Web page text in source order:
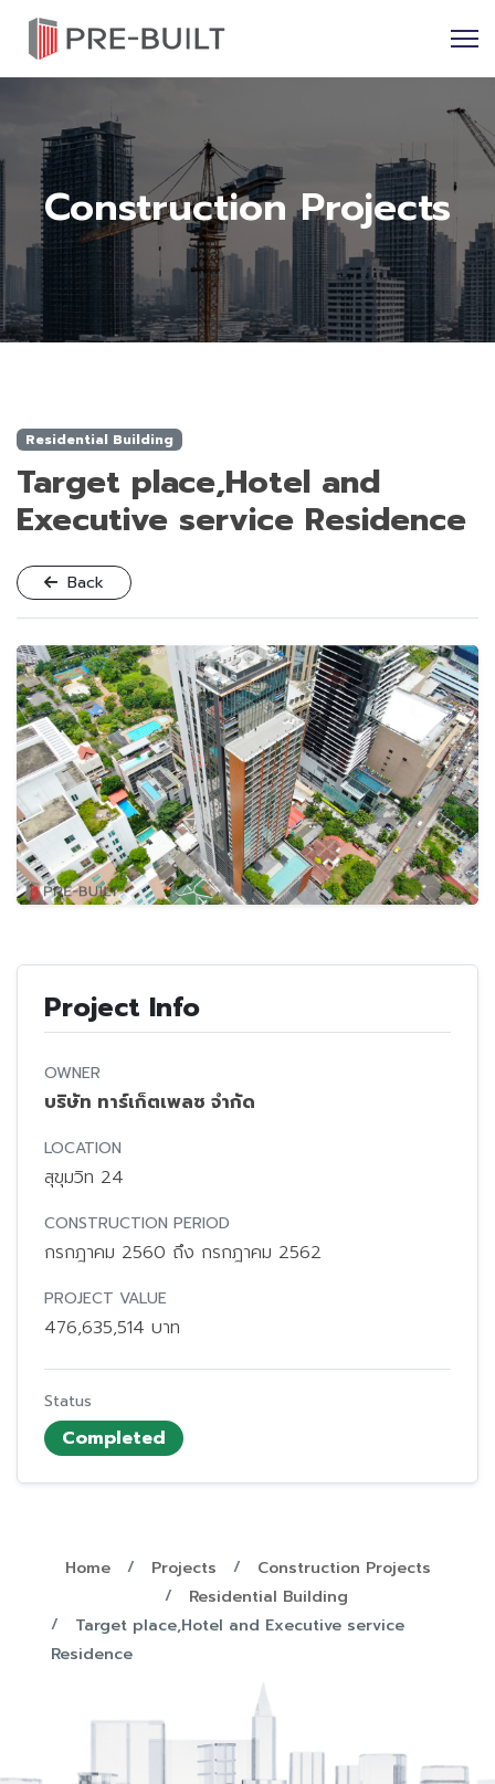
Construction Projects
Residential Building
Target place,Hotel and
Executive service Residence
Back
Project Info
OWNER
บริษัท ทาร์เก็ตเพลซ จำกัด
LOCATION
สุขุมวิท 24
CONSTRUCTION PERIOD
กรกฎาคม 2560 ถึง กรกฎาคม 2562
PROJECT VALUE
476,635,514 บาท
Status
Completed
Home Projects
Construction Projects
Residential Building
Target place,Hotel and Executive service
Residence